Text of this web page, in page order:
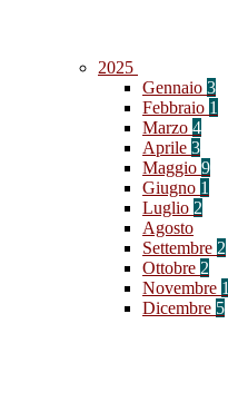
2025
Gennaio 3
Febbraio 1
Marzo 4
Aprile 3
Maggio 9
Giugno 1
Luglio 2
Agosto
Settembre 2
Ottobre 2
Novembre 1
Dicembre 5